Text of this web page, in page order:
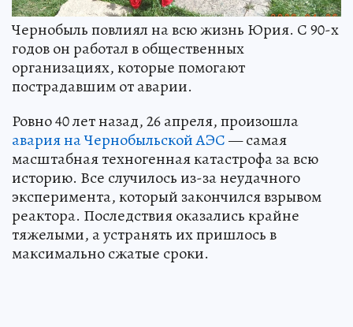
Чернобыль повлиял на всю жизнь Юрия. С 90-х
годов он работал в общественных
организациях, которые помогают
пострадавшим от аварии.
Ровно 40 лет назад, 26 апреля, произошла
авария на Чернобыльской АЭС— самая
масштабная техногенная катастрофа за всю
историю. Все случилось из-за неудачного
эксперимента, который закончился взрывом
реактора. Последствия оказались крайне
тяжелыми, а устранять их пришлось в
максимально сжатые сроки.